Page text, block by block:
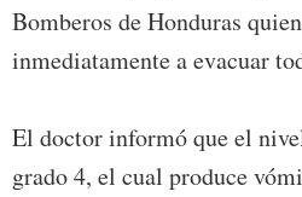
Bomberos de Honduras
inmediatamente a evacuar
El doctor informó que el
grado 4, el cual produce